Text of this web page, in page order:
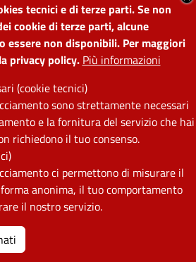
tecnici e di terze parti. Se non
cookie di terze parti, alcune
essere non disponibili. Per maggiori
privacy policy. Più informazioni
(cookie tecnici)
sono strettamente necessari
e la fornitura del servizio che hai
richiedono il tuo consenso.
ci permettono di misurare il
anonima, il tuo comportamento
il nostro servizio.